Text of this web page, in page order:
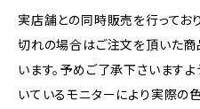
実店舗との同時販売を行ってお
切れの場合はご注文を頂いた
います。予めご了承下さいますよ
いているモニターにより実際の